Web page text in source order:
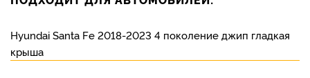
Hyundai Santa Fe 2018-2023 4 поколение джип гладкая
крыша